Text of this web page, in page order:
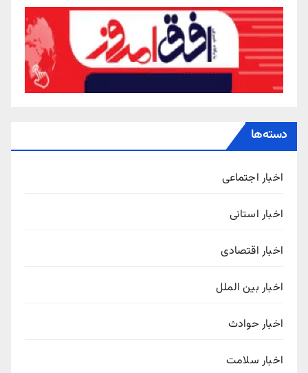
دسته‌ها
اخبار اجتماعی
اخبار استانی
اخبار اقتصادی
اخبار بین الملل
اخبار حوادث
اخبار سلامت